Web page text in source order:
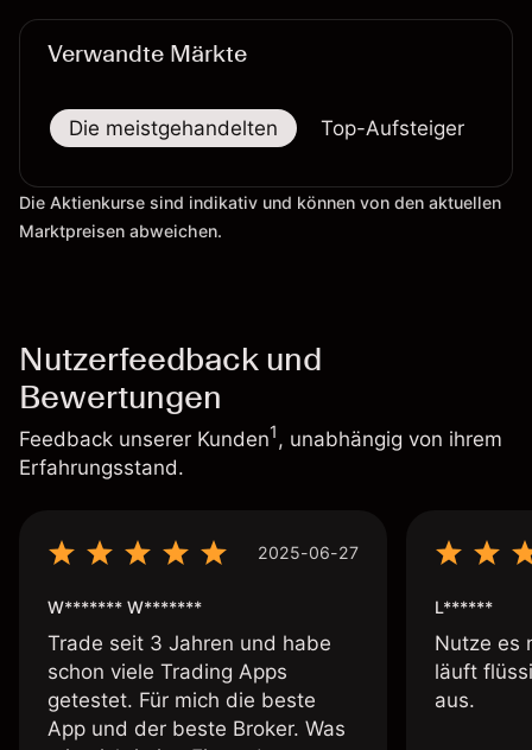
Verwandte Märkte
Die meistgehandelten Top-Aufsteiger
Die Aktienkurse sind indikativ und können von den aktuellen
Marktpreisen abweichen.
Nutzerfeedback und
Bewertungen
Feedback unserer Kunden1, unabhängig von ihrem
Erfahrungsstand.
2025-06-27
W******* W*******
Trade seit 3 Jahren und habe
schon viele Trading Apps
getestet. Für mich die beste
App und der beste Broker. Was
L******
Nutze es
läuft
aus.